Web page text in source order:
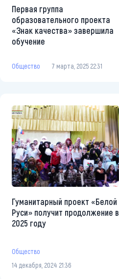
Первая группа
образовательного проекта
«Знак качества» завершила
обучение
Общество 7 марта, 2025 22:31
Гуманитарный проект «Белой
Руси» получит продолжение в
2025 году
Общество
14 декабря, 2024 21:36